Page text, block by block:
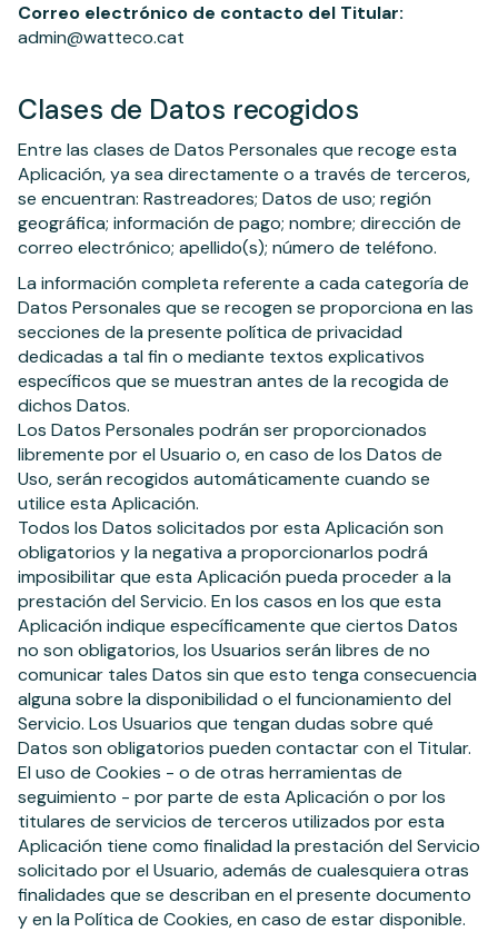
Correo electrónico de contacto del Titular:
admin@watteco.cat
Clases de Datos recogidos
Entre las clases de Datos Personales que recoge esta
Aplicación, ya sea directamente o a través de terceros,
se encuentran: Rastreadores; Datos de uso; región
geográfica; información de pago; nombre; dirección de
correo electrónico; apellido(s); número de teléfono.
La información completa referente a cada categoría de
Datos Personales que se recogen se proporciona en las
secciones de la presente política de privacidad
dedicadas a tal fin o mediante textos explicativos
específicos que se muestran antes de la recogida de
dichos Datos.
Los Datos Personales podrán ser proporcionados
libremente por el Usuario o, en caso de los Datos de
Uso, serán recogidos automáticamente cuando se
utilice esta Aplicación.
Todos los Datos solicitados por esta Aplicación son
obligatorios y la negativa a proporcionarlos podrá
imposibilitar que esta Aplicación pueda proceder a la
prestación del Servicio. En los casos en los que esta
Aplicación indique específicamente que ciertos Datos
no son obligatorios, los Usuarios serán libres de no
comunicar tales Datos sin que esto tenga consecuencia
alguna sobre la disponibilidad o el funcionamiento del
Servicio. Los Usuarios que tengan dudas sobre qué
Datos son obligatorios pueden contactar con el Titular.
El uso de Cookies - o de otras herramientas de
seguimiento - por parte de esta Aplicación o por los
titulares de servicios de terceros utilizados por esta
Aplicación tiene como finalidad la prestación del Servicio
solicitado por el Usuario, además de cualesquiera otras
finalidades que se describan en el presente documento
y en la Política de Cookies, en caso de estar disponible.